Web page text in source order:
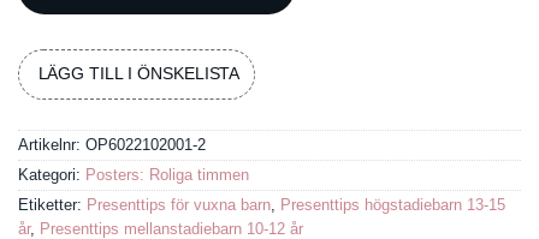
LÄGG TILL I ÖNSKELISTA
Artikelnr: OP6022102001-2
Kategori: Posters: Roliga timmen
Etiketter: Presenttips för vuxna barn Presenttips högstadiebarn 13-15
år, Presenttips mellanstadiebarn 10-12 år